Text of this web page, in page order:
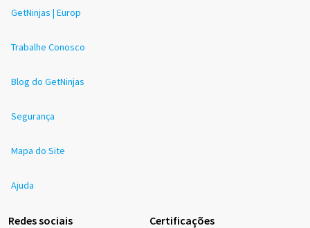
GetNinjas | Europ
Trabalhe Conosco
Blog do GetNinjas
Segurança
Mapa do Site
Ajuda
Redes sociais Certificações